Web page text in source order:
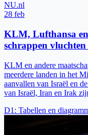
NU.nl
28 feb
KLM, Lufthansa
schrappen
KLM en andere
meerdere landen in het
aanvallen van Israël en
van Israël, Iran en Irak
D1 : Tabellen en